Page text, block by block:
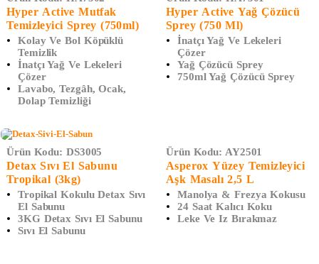
Hyper Active Mutfak
Temizleyici Sprey (750ml)
Kolay Ve Bol Köpüklü
Temizlik
İnatçı Yağ Ve Lekeleri
Çözer
Lavabo, Tezgâh, Ocak,
Dolap Temizliği
Hyper Active Yağ Çözücü
Sprey (750 Ml)
İnatçı Yağ Ve Lekeleri
Çözer
Yağ Çözücü Sprey
750ml Yağ Çözücü Sprey
Ürün Kodu: DS3005
Detax Sıvı El Sabunu
Tropikal (3kg)
Tropikal Kokulu Detax Sıvı
El Sabunu
3KG Detax Sıvı El Sabunu
Sıvı El Sabunu
Ürün Kodu: AY2501
Asperox Yüzey Temizleyici
Aşk Masalı 2,5 L
Manolya & Frezya Kokusu
24 Saat Kalıcı Koku
Leke Ve Iz Bırakmaz